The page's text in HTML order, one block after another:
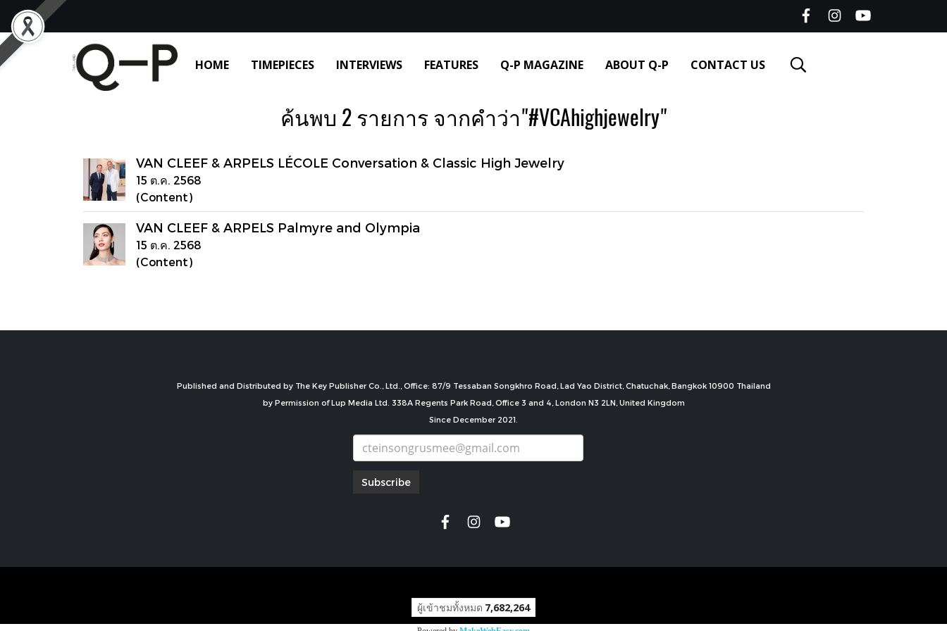
HOME TIMEPIECES INTERVIEWS FEATURES Q-P MAGAZINE ABOUT Q-P CONTACT US
ค้นพบ 2 รายการ จากคำว่า"#VCAhighjewelry"
VAN CLEEF & ARPELS LÉCOLE Conversation & Classic High Jewelry
15 ต.ค. 2568
(Content)
VAN CLEEF & ARPELS Palmyre and Olympia
15 ต.ค. 2568
(Content)
Published and Distributed by The Key Publisher Co., Ltd., Office: 87/9 Tessaban Songkhro Road, Lad Yao District, Chatuchak, Bangkok 10900 Thailand
by Permission of Lup Media Ltd. 338A Regents Park Road, Office 3 and 4, London N3 2LN, United Kingdom
Since December 2021.
Subscribe
ผู้เข้าชมทั้งหมด 7,682,264